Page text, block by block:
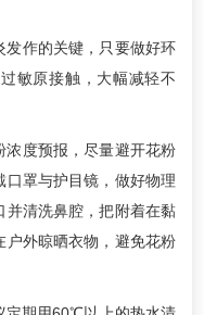
发作的关键，只要做好环
敏原接触，大幅减轻不
浓度预报，尽量避开花粉
罩与护目镜，做好物理
并清洗鼻腔，把附着在黏
户外晾晒衣物，避免花粉